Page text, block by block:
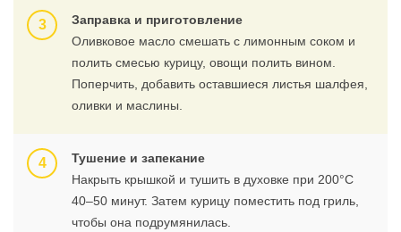
Заправка и приготовление
Оливковое масло смешать с лимонным соком и
полить смесью курицу, овощи полить вином.
Поперчить, добавить оставшиеся листья шалфея,
оливки и маслины.
Тушение и запекание
Накрыть крышкой и тушить в духовке при 200°C
40–50 минут. Затем курицу поместить под гриль,
чтобы она подрумянилась.